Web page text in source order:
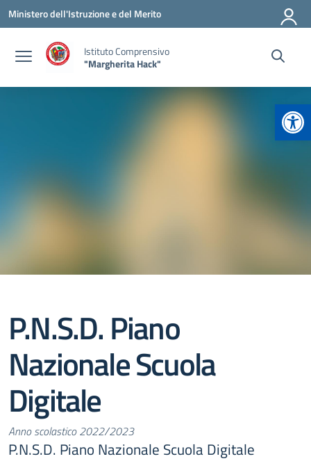
Vai ai contenuti
Vai al menu di navigazione
Vai al footer
Ministero dell'Istruzione e del Merito
Istituto Comprensivo
"Margherita Hack"
P.N.S.D. Piano
Nazionale Scuola
Digitale
Anno scolastico 2022/2023
P.N.S.D. Piano Nazionale Scuola Digitale